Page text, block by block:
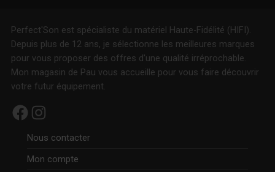
Perfect'Son est spécialiste du matériel Haute-Fidélité (HIFI).
Depuis plus de 12 ans, je sélectionne les meilleures marques
pour vous proposer des offres d'une qualité irréprochable.
Mon magasin de Pau vous accueille pour vous faire découvrir
votre futur équipement.
Facebook Instagram
Nous contacter
Mon compte